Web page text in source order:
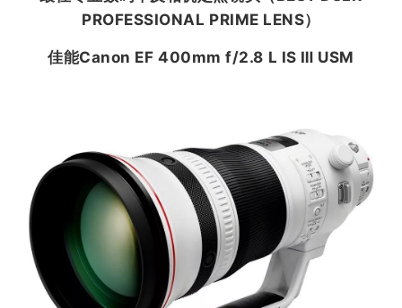
PROFESSIONAL PRIME LENS）
佳能Canon EF 400mm f/2.8 L IS Ⅲ USM